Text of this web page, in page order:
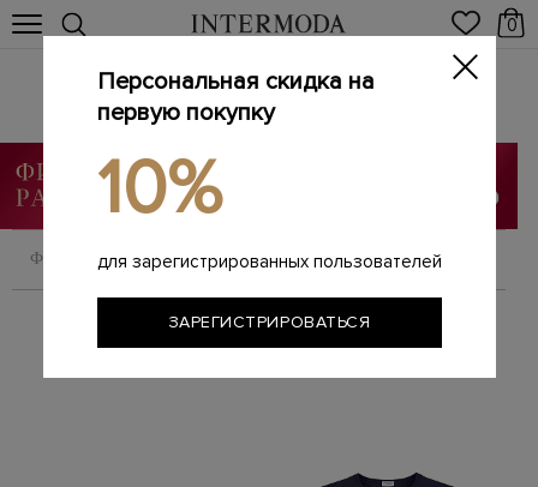
0
ZIMMERLI
Главная / Мужчинам / Бренды
ФИЛЬТРОВАТЬ СОРТИРОВАТЬ
Персональная скидка на
первую покупку
10%
для зарегистрированных пользователей
ЗАРЕГИСТРИРОВАТЬСЯ